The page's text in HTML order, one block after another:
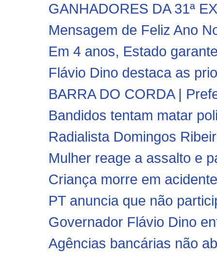
GANHADORES DA 31ª
Mensagem de Feliz Ano
Em 4 anos, Estado
Flávio Dino destaca as
BARRA DO CORDA |
Bandidos tentam matar
Radialista Domingos
Mulher reage a assalto e
Criança morre em
PT anuncia que não
Governador Flávio Dino
Agências bancárias não